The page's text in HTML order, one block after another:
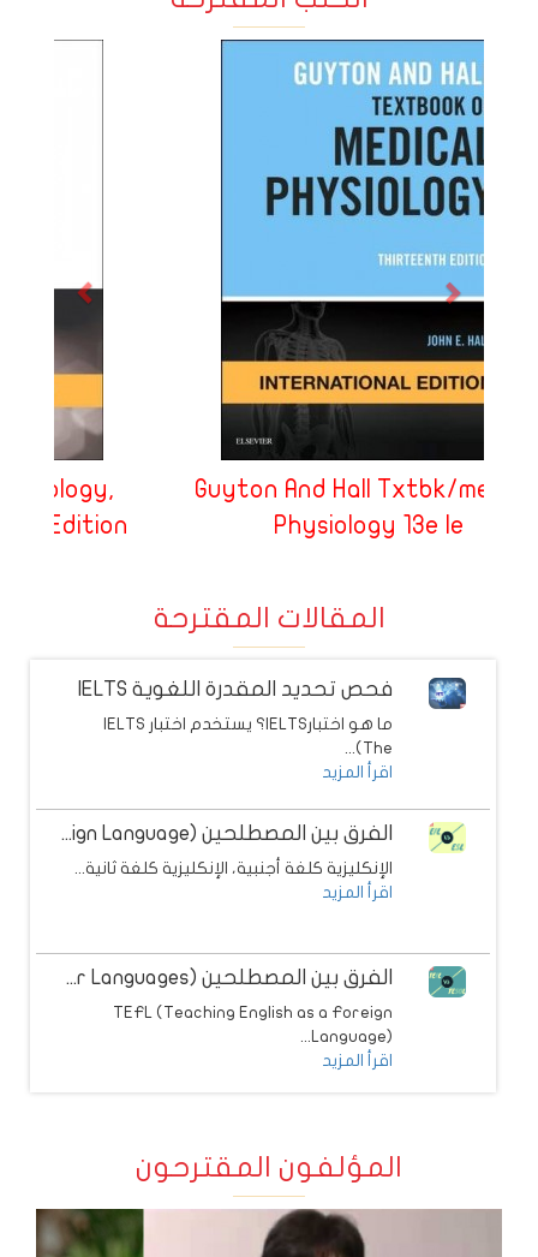
Guyton And Hall Txtbk/medical
Physiology 13e Ie
Next
المقالات المقترحة
فحص تحديد المقدرة اللغوية IELTS
ما هو اختبارIELTS؟ يستخدم اختبار IELTS
(The...
اقرأ المزيد
الفرق بين المصطلحين ESL (English as a Second Language) / EFL (English as a Foreign Language)
الإنكليزية كلغة أجنبية، الإنكليزية كلغة ثانية...
اقرأ المزيد
الفرق بين المصطلحين TEFL (Teaching English as a Foreign Language) VS. TESOL (Teaching English to Speakers of other Languages)
TEFL (Teaching English as a Foreign
Language)...
اقرأ المزيد
المؤلفون المقترحون